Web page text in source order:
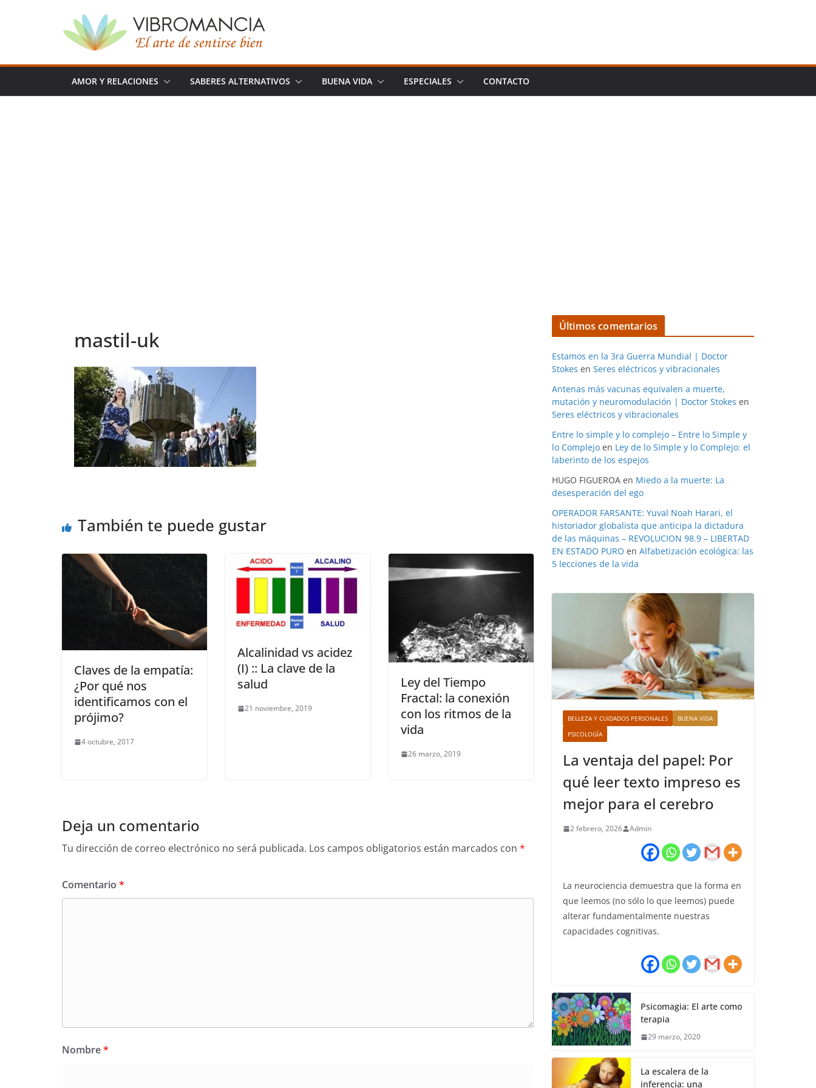
AMOR Y RELACIONES SABERES ALTERNATIVOS BUENA VIDA ESPECIALES CONTACTO
mastil-uk
También te puede gustar
Claves de la empatía:
¿Por qué nos
identificamos con el
prójimo?
4 octubre, 2017
Alcalinidad vs acidez
(I) :: La clave de la
salud
21 noviembre, 2019
Ley del Tiempo
Fractal: la conexión
con los ritmos de la
vida
26 marzo, 2019
Deja un comentario
Tu dirección de correo electrónico no será publicada. Los campos obligatorios están marcados con *
Comentario *
Nombre*
Últimos comentarios
Estamos en la 3ra Guerra Mundial | Doctor
Stokes en Seres eléctricos y vibracionales
Antenas más vacunas equivalen a muerte,
mutación y neuromodulación | Doctor Stokes en
Seres eléctricos y vibracionales
Entre lo simple y lo complejo – Entre lo Simple y
lo Complejo en Ley de lo Simple y lo Complejo: el
laberinto de los espejos
HUGO FIGUEROA en Miedo a la muerte: La
desesperación del ego
OPERADOR FARSANTE: Yuval Noah Harari, el
historiador globalista que anticipa la dictadura
de las máquinas – REVOLUCION 98.9 – LIBERTAD
EN ESTADO PURO en Alfabetización ecológica: las
5 lecciones de la vida
BELLEZA Y CUIDADOS PERSONALES
BUENA VIDA
PSICOLOGÍA
La ventaja del papel: Por
qué leer texto impreso es
mejor para el cerebro
2 febrero, 2026 Admin
La neurociencia demuestra que la forma en
que leemos (no sólo lo que leemos) puede
alterar fundamentalmente nuestras
capacidades cognitivas.
Psicomagia: El arte como
terapia
29 marzo, 2020
La escalera de la
inferencia: una